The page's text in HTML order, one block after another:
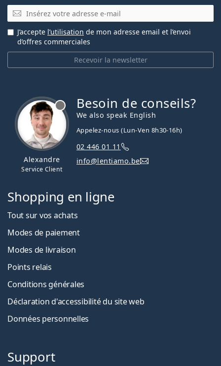
E-mail
Recevoir la newsletter
J’accepte l’utilisation de mon adresse email et l’envoi
d’offres commerciales
Alexandre
Service Client
Besoin de conseils?
We also speak English
Appelez-nous (Lun-Ven 8h30-16h)
02 446 01 11
info@lentiamo.be
Shopping en ligne
Tout sur vos achats
Modes de paiement
Modes de livraison
Points relais
Conditions générales
Déclaration d'accessibilité du site web
Données personnelles
Support